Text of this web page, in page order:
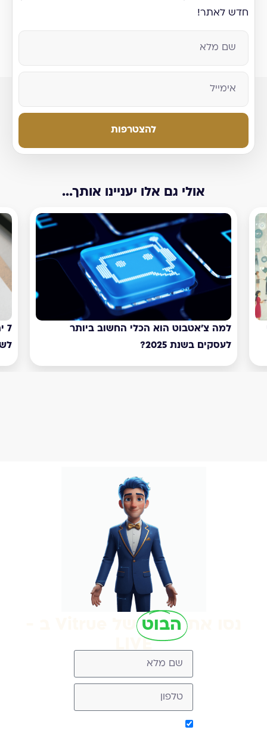
חדש לאתר!
להצטרפות
אולי גם אלו יעניינו אותך...
הוא הכלי החשוב ביותר
7 יתרונות מוכחים
נסו את הבוט
LIVE